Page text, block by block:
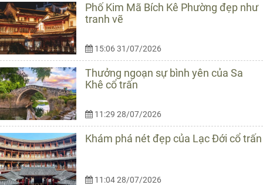
Phố Kim Mã Bích Kê Phường đẹp như
tranh vẽ
15:06 31/07/2026
Thưởng ngoạn sự bình yên của Sa
Khê cổ trấn
11:29 28/07/2026
Khám phá nét đẹp của Lạc Đới cổ trấn
11:04 28/07/2026